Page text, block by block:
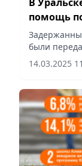
помощь
буллинга
были
органов,
14.03.2025